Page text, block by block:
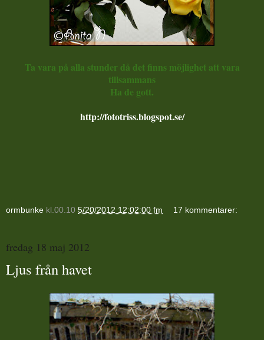
Ta vara på alla stunder då det finns möjlighet att vara
tillsammans
Ha de gott.
http://fototriss.blogspot.se/
ormbunke kl.00.10 5/20/2012 12:02:00 fm 17 kommentarer:
fredag 18 maj 2012
Ljus från havet